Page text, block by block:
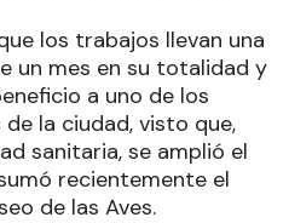
los trabajos llevan una
un mes en su totalidad y
a uno de los
la ciudad, visto que,
sanitaria, se amplió el
recientemente el
de las Aves.